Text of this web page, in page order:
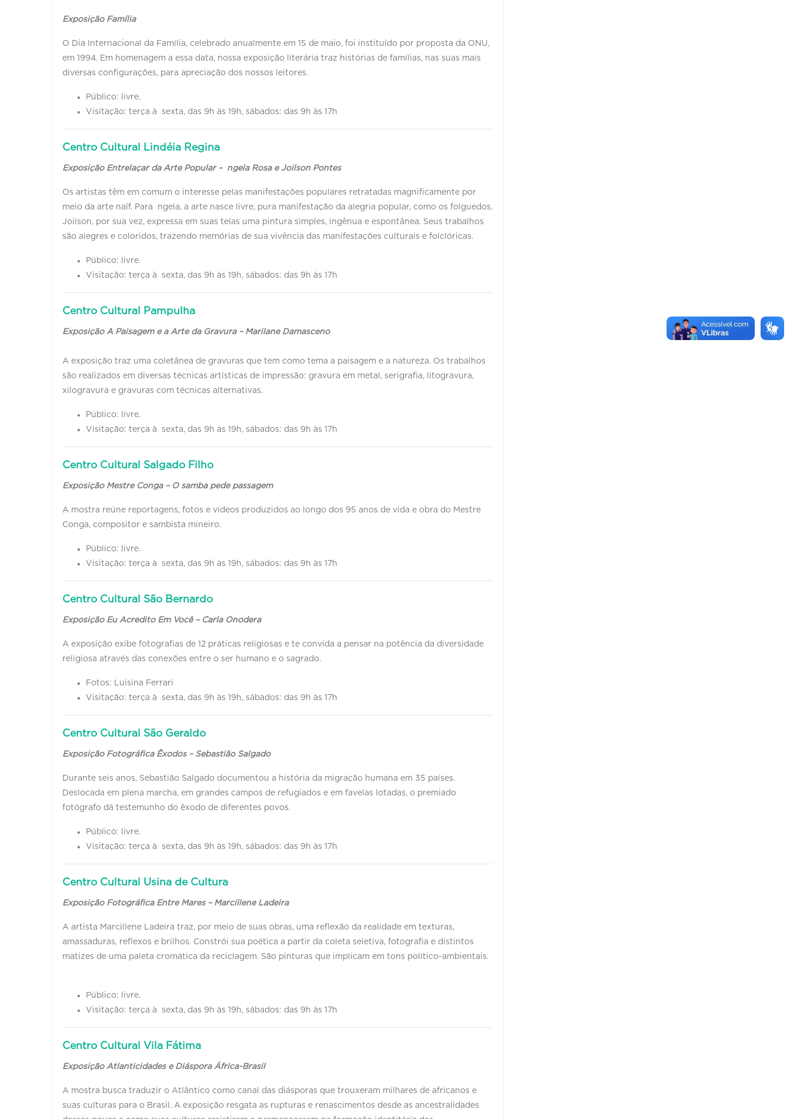
Exposição Família
O Dia Internacional da Família, celebrado anualmente em 15 de maio, foi instituído por proposta da ONU,
em 1994. Em homenagem a essa data, nossa exposição literária traz histórias de famílias, nas suas mais
diversas configurações, para apreciação dos nossos leitores.
Público: livre.
Visitação: terça à sexta, das 9h às 19h, sábados: das 9h às 17h
Centro Cultural Lindéia Regina
Exposição Entrelaçar da Arte Popular – ngela Rosa e Joilson Pontes
Os artistas têm em comum o interesse pelas manifestações populares retratadas magnificamente por
meio da arte naïf. Para ngela, a arte nasce livre, pura manifestação da alegria popular, como os folguedos.
Joilson, por sua vez, expressa em suas telas uma pintura simples, ingênua e espontânea. Seus trabalhos
são alegres e coloridos, trazendo memórias de sua vivência das manifestações culturais e folclóricas.
Público: livre.
Visitação: terça à sexta, das 9h às 19h, sábados: das 9h às 17h
Centro Cultural Pampulha
Exposição A Paisagem e a Arte da Gravura – Marilane Damasceno
A exposição traz uma coletânea de gravuras que tem como tema a paisagem e a natureza. Os trabalhos
são realizados em diversas técnicas artísticas de impressão: gravura em metal, serigrafia, litogravura,
xilogravura e gravuras com técnicas alternativas.
Público: livre.
Visitação: terça à sexta, das 9h às 19h, sábados: das 9h às 17h
Centro Cultural Salgado Filho
Exposição Mestre Conga – O samba pede passagem
A mostra reúne reportagens, fotos e vídeos produzidos ao longo dos 95 anos de vida e obra do Mestre
Conga, compositor e sambista mineiro.
Público: livre.
Visitação: terça à sexta, das 9h às 19h, sábados: das 9h às 17h
Centro Cultural São Bernardo
Exposição Eu Acredito Em Você – Carla Onodera
A exposição exibe fotografias de 12 práticas religiosas e te convida a pensar na potência da diversidade
religiosa através das conexões entre o ser humano e o sagrado.
Fotos: Luisina Ferrari
Visitação: terça à sexta, das 9h às 19h, sábados: das 9h às 17h
Centro Cultural São Geraldo
Exposição Fotográfica Êxodos – Sebastião Salgado
Durante seis anos, Sebastião Salgado documentou a história da migração humana em 35 países.
Deslocada em plena marcha, em grandes campos de refugiados e em favelas lotadas, o premiado
fotógrafo dá testemunho do êxodo de diferentes povos.
Público: livre.
Visitação: terça à sexta, das 9h às 19h, sábados: das 9h às 17h
Centro Cultural Usina de Cultura
Exposição Fotográfica Entre Mares – Marcillene Ladeira
A artista Marcillene Ladeira traz, por meio de suas obras, uma reflexão da realidade em texturas,
amassaduras, reflexos e brilhos. Constrói sua poética a partir da coleta seletiva, fotografia e distintos
matizes de uma paleta cromática da reciclagem. São pinturas que implicam em tons político-ambientais.
Público: livre.
Visitação: terça à sexta, das 9h às 19h, sábados: das 9h às 17h
Centro Cultural Vila Fátima
Exposição Atlanticidades e Diáspora África-Brasil
A mostra busca traduzir o Atlântico como canal das diásporas que trouxeram milhares de africanos e
suas culturas para o Brasil. A exposição resgata as rupturas e renascimentos desde as ancestralidades